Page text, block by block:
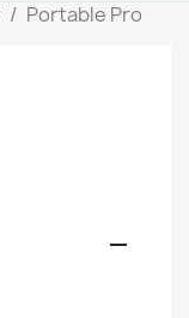
Portable Pro
